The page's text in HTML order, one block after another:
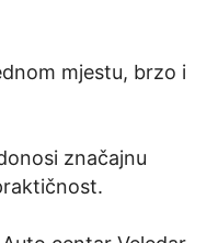
mjestu, brzo i
značajnu